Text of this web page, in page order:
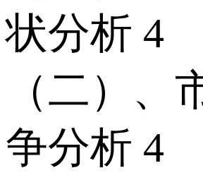
状分析 4
（二）、
争分析 4